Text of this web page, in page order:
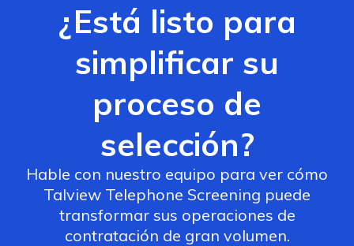
¿Está listo para
simplificar su
proceso de
selección?
Hable con nuestro equipo para ver cómo
Talview Telephone Screening puede
transformar sus operaciones de
contratación de gran volumen.